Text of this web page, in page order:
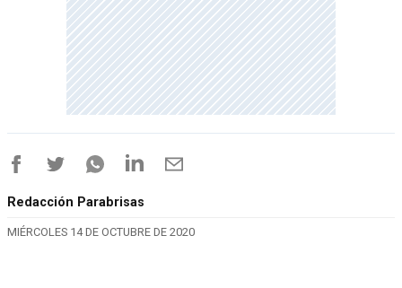
Redacción Parabrisas
MIÉRCOLES 14 DE OCTUBRE DE 2020